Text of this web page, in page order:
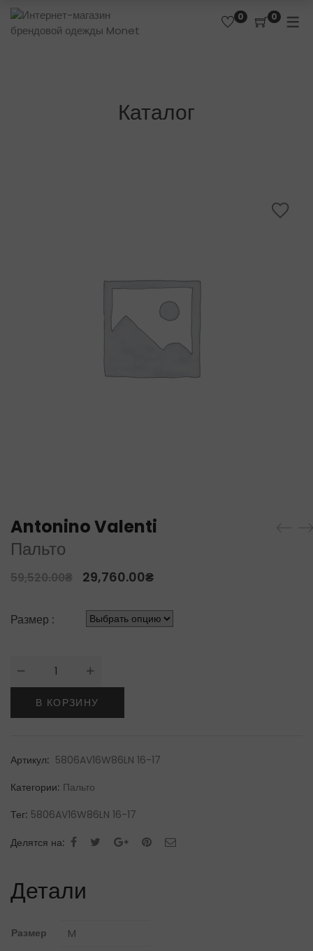
0 0
Каталог
Antonino Valenti
Пальто
59,520.00₴ 29,760.00₴
Размер :
Количество
товара
Antonino
ValentiПальто
В КОРЗИНУ
Артикул: 5806AV16W86LN 16-17
Категории: Пальто
Тег: 5806AV16W86LN 16-17
Делятся на:
Детали
Размер M